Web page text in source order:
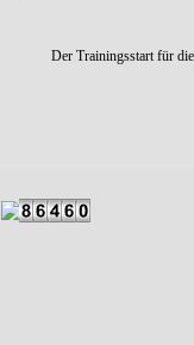
Der Trainingsstart für